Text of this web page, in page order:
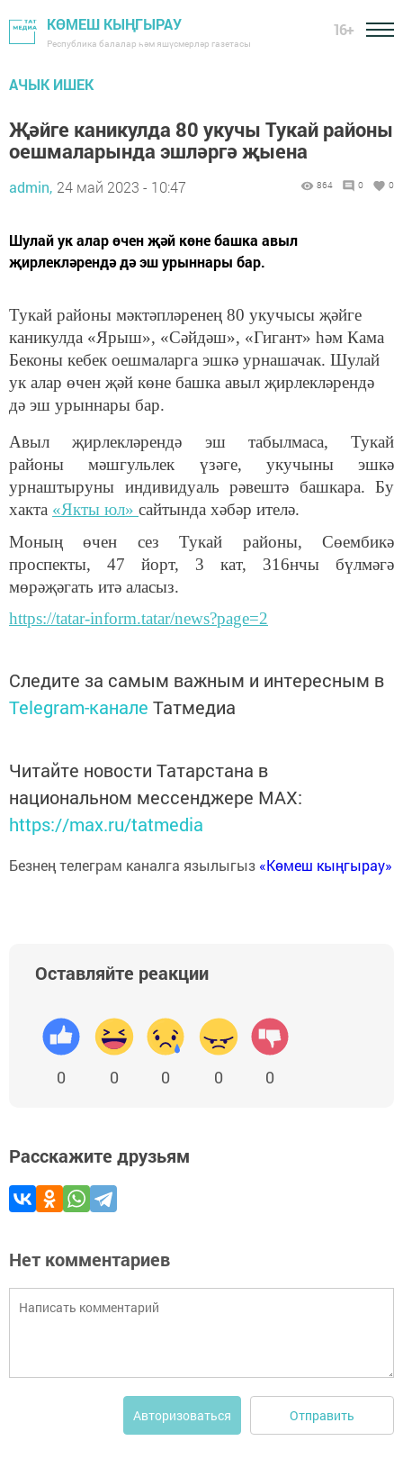
КӨМЕШ КЫҢГЫРАУ
Республика балалар һәм яшүсмерләр газетасы
16+
АЧЫК ИШЕК
Җәйге каникулда 80 укучы Тукай районы
оешмаларында эшләргә җыена
admin, 24 май 2023 - 10:47 864 0 0
Шулай ук алар өчен җәй көне башка авыл
җирлекләрендә дә эш урыннары бар.
Тукай районы мәктәпләренең 80 укучысы җәйге
каникулда «Ярыш», «Сәйдәш», «Гигант» һәм Кама
Беконы кебек оешмаларга эшкә урнашачак. Шулай
ук алар өчен җәй көне башка авыл җирлекләрендә
дә эш урыннары бар.
Авыл җирлекләрендә эш табылмаса, Тукай
районы мәшгульлек үзәге, укучыны эшкә
урнаштыруны индивидуаль рәвештә башкара. Бу
хакта «Якты юл» сайтында хәбәр ителә.
Моның өчен сез Тукай районы, Сөембикә
проспекты, 47 йорт, 3 кат, 316нчы бүлмәгә
мөрәҗәгать итә аласыз.
https://tatar-inform.tatar/news?page=2
Следите за самым важным и интересным в
Telegram-канале Татмедиа
Читайте новости Татарстана в
национальном мессенджере MАХ:
https://max.ru/tatmedia
Безнең телеграм каналга язылыгыз «Көмеш кыңгырау»
Оставляйте реакции
0 0 0 0 0
Расскажите друзьям
Нет комментариев
Авторизоваться Отправить